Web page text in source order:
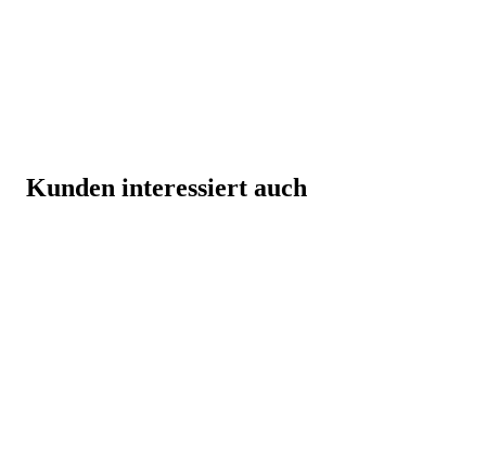
Kunden interessiert auch